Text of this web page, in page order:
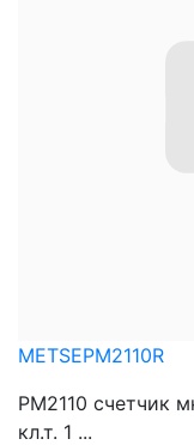
METSEPM2110R
PM2110 счетчик
кл.т. 1 ...